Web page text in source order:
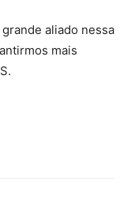
aliado nessa
mais